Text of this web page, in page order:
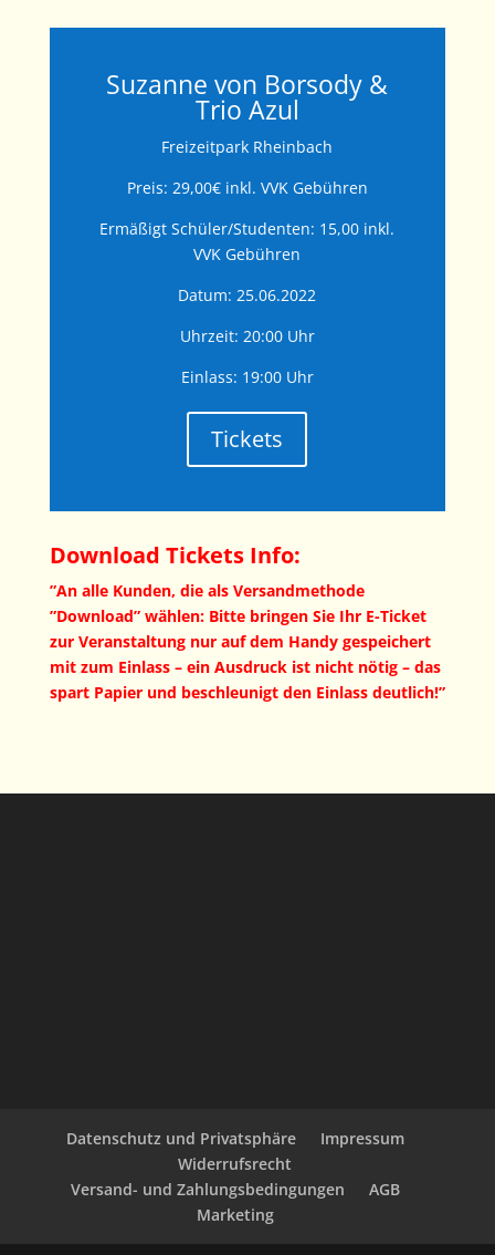
Suzanne von Borsody &
Trio Azul
Freizeitpark Rheinbach
Preis: 29,00€ inkl. VVK Gebühren
Ermäßigt Schüler/Studenten: 15,00 inkl.
VVK Gebühren
Datum: 25.06.2022
Uhrzeit: 20:00 Uhr
Einlass: 19:00 Uhr
Tickets
Download Tickets Info:
”An alle Kunden, die als Versandmethode
”Download” wählen: Bitte bringen Sie Ihr E-Ticket
zur Veranstaltung nur auf dem Handy gespeichert
mit zum Einlass – ein Ausdruck ist nicht nötig – das
spart Papier und beschleunigt den Einlass deutlich!”
Datenschutz und Privatsphäre
Impressum
Widerrufsrecht
Versand- und Zahlungsbedingungen
AGB
Marketing